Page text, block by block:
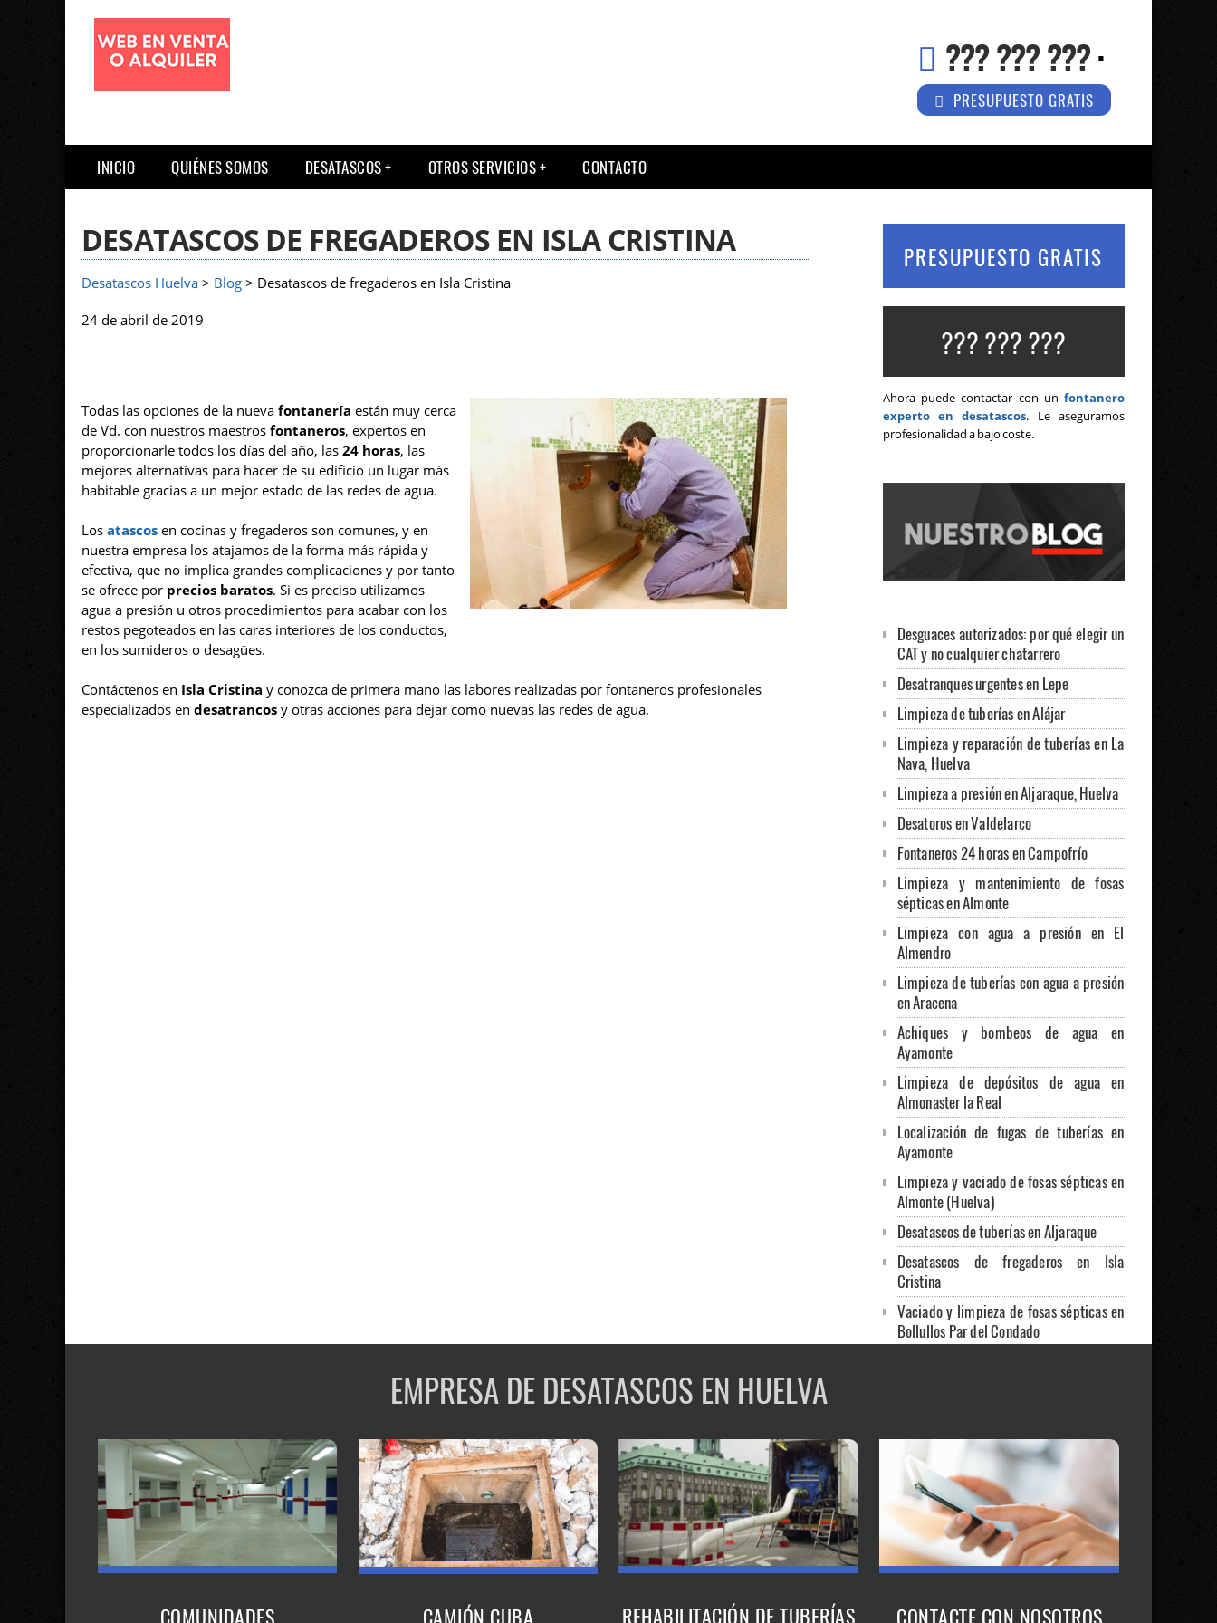
??? ??? ???·
PRESUPUESTO GRATIS
INICIO QUIÉNES SOMOS DESATASCOS OTROS SERVICIOS CONTACTO
DESATASCOS DE FREGADEROS EN ISLA CRISTINA
Desatascos Huelva > Blog > Desatascos de fregaderos en Isla Cristina
24 de abril de 2019
Todas las opciones de la nueva fontanería están muy cerca
de Vd. con nuestros maestros fontaneros, expertos en
proporcionarle todos los días del año, las 24 horas, las
mejores alternativas para hacer de su edificio un lugar más
habitable gracias a un mejor estado de las redes de agua.
Los atascos en cocinas y fregaderos son comunes, y en
nuestra empresa los atajamos de la forma más rápida y
efectiva, que no implica grandes complicaciones y por tanto
se ofrece por precios baratos. Si es preciso utilizamos
agua a presión u otros procedimientos para acabar con los
restos pegoteados en las caras interiores de los conductos,
en los sumideros o desagües.
Contáctenos en Isla Cristina y conozca de primera mano las labores realizadas por fontaneros profesionales
especializados en desatrancos y otras acciones para dejar como nuevas las redes de agua.
PRESUPUESTO GRATIS
??? ??? ???
Ahora puede contactar con unfontanero
experto en desatascos. Le aseguramos
profesionalidad a bajo coste.
Desguaces autorizados: por qué elegir un
CAT y no cualquier chatarrero
Desatranques urgentes en Lepe
Limpieza de tuberías en Alájar
Limpieza y reparación de tuberías en La
Nava, Huelva
Limpieza a presión en Aljaraque, Huelva
Desatoros en Valdelarco
Fontaneros 24 horas en Campofrío
Limpieza y mantenimiento de fosas
sépticas en Almonte
Limpieza con agua a presión en El
Almendro
Limpieza de tuberías con agua a presión
en Aracena
Achiques y bombeos de agua en
Ayamonte
Limpieza de depósitos de agua en
Almonaster la Real
Localización de fugas de tuberías en
Ayamonte
Limpieza y vaciado de fosas sépticas en
Almonte (Huelva)
Desatascos de tuberías en Aljaraque
Desatascos de fregaderos en Isla
Cristina
Vaciado y limpieza de fosas sépticas en
Bollullos Par del Condado
Limpieza y vaciado de fosas sépticas en
Isla Cristina
Limpieza de aljibes
Reparación de humedades
Desatascos y mantenimiento de
EMPRESA DE DESATASCOS EN HUELVA
COMUNIDADES CAMIÓN CUBA REHABILITACIÓN DE TUBERÍAS CONTACTE CON NOSOTROS